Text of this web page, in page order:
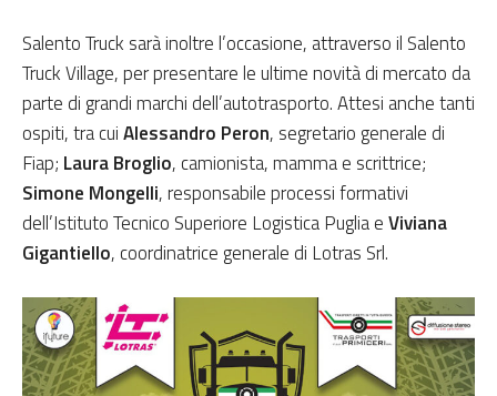
Salento Truck sarà inoltre l’occasione, attraverso il Salento
Truck Village, per presentare le ultime novità di mercato da
parte di grandi marchi dell’autotrasporto. Attesi anche tanti
ospiti, tra cuiAlessandro Peron, segretario generale di
Fiap; Laura Broglio, camionista, mamma e scrittrice;
Simone Mongelli, responsabile processi formativi
dell’Istituto Tecnico Superiore Logistica Puglia eViviana
Gigantiello, coordinatrice generale di Lotras Srl.